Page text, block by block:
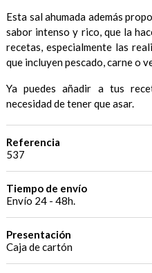
Esta sal ahumada además
sabor intenso y rico, que la
recetas, especialmente las
que incluyen pescado, carne o
Ya puedes añadir a tus
necesidad de tener que asar.
Referencia
537
Tiempo de envío
Envío 24 - 48h.
Presentación
Caja de cartón